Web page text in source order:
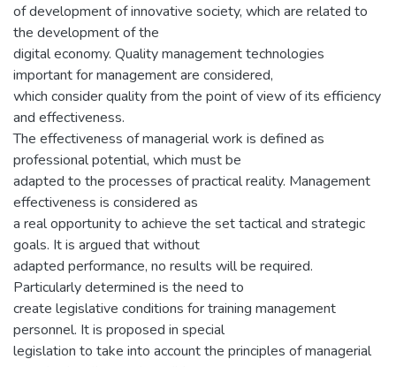
of development of innovative society, which are related to
the development of the
digital economy. Quality management technologies
important for management are considered,
which consider quality from the point of view of its efficiency
and effectiveness.
The effectiveness of managerial work is defined as
professional potential, which must be
adapted to the processes of practical reality. Management
effectiveness is considered as
a real opportunity to achieve the set tactical and strategic
goals. It is argued that without
adapted performance, no results will be required.
Particularly determined is the need to
create legislative conditions for training management
personnel. It is proposed in special
legislation to take into account the principles of managerial